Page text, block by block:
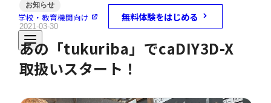
学校・教育機関向け 無料体験をはじめる
お知らせ
2021-03-30
あの「tukuriba」でcaDIY3D-X
取扱いスタート！